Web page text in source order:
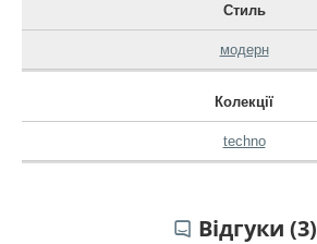
Стиль
модерн
Колекції
techno
Відгуки (3)